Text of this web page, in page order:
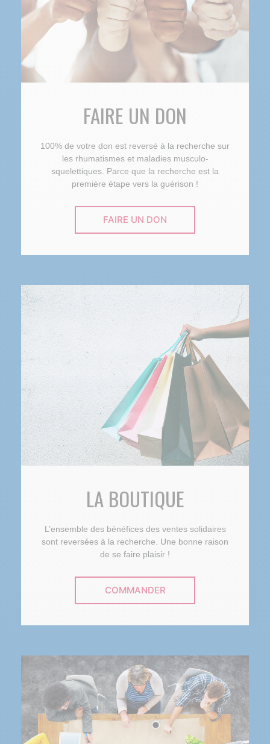
FAIRE UN DON
100% de votre don est reversé à la recherche sur
les rhumatismes et maladies musculo-
squelettiques. Parce que la recherche est la
première étape vers la guérison !
FAIRE UN DON
LA BOUTIQUE
L’ensemble des bénéfices des ventes solidaires
sont reversées à la recherche. Une bonne raison
de se faire plaisir !
COMMANDER